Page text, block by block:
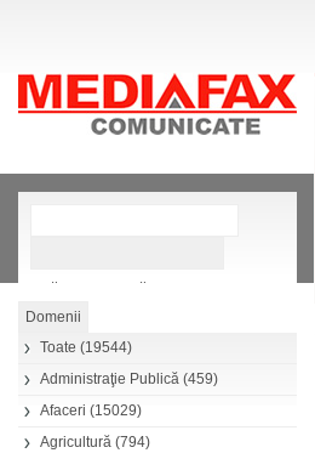
Căutare avansată
Toate (19544)
Administraţie Publică (459)
Afaceri (15029)
Agricultură (794)